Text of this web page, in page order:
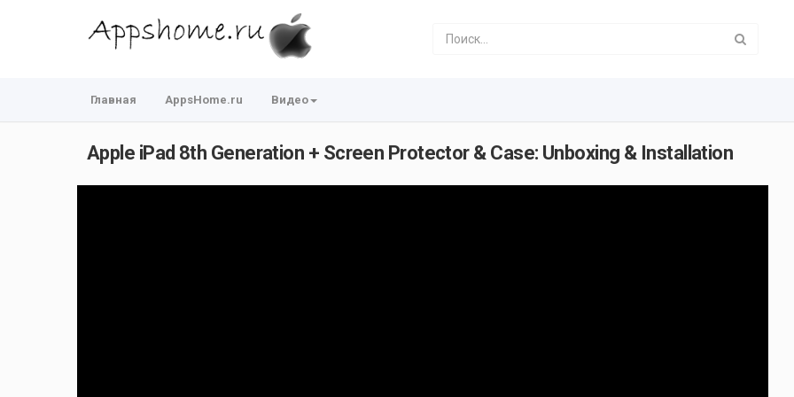
Главная AppsHome.ru Видео
Apple iPad 8th Generation + Screen Protector & Case: Unboxing & Installation